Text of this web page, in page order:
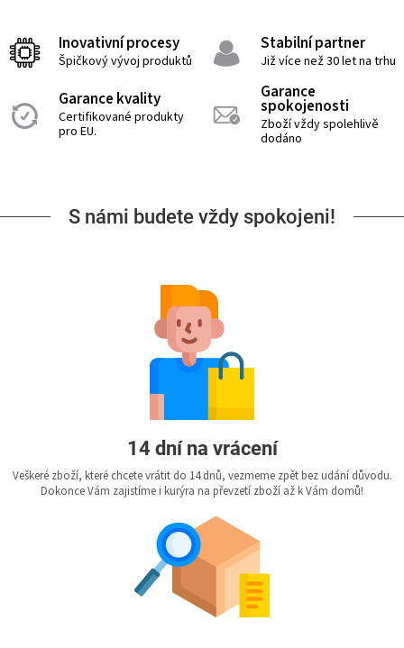
Inovativní procesy
Špičkový vývoj produktů
Stabilní partner
Již více než 30 let na trhu
Garance kvality
Certifikované produkty
pro EU.
Garance
spokojenosti
Zboží vždy spolehlivě
dodáno
S námi budete vždy spokojeni!
14 dní na vrácení
Veškeré zboží, které chcete vrátit do 14 dnů, vezmeme zpět bez udání důvodu.
Dokonce Vám zajistíme i kurýra na převzetí zboží až k Vám domů!